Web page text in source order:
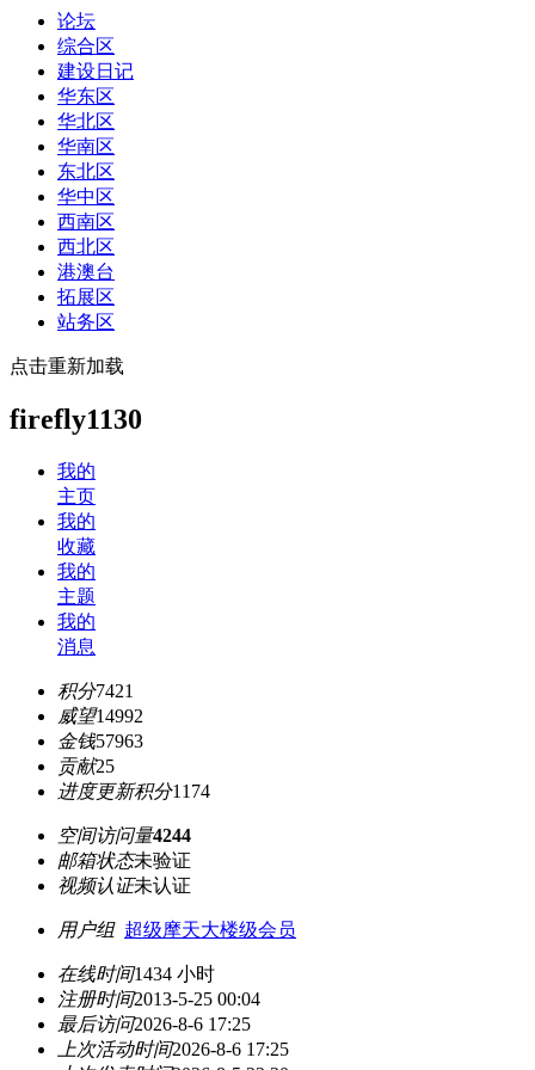
论坛
综合区
建设日记
华东区
华北区
华南区
东北区
华中区
西南区
西北区
港澳台
拓展区
站务区
点击重新加载
firefly1130
我的
主页
我的
收藏
我的
主题
我的
消息
积分7421
威望14992
金钱57963
贡献25
进度更新积分1174
空间访问量4244
邮箱状态未验证
视频认证未认证
用户组 超级摩天大楼级会员
在线时间1434 小时
注册时间2013-5-25 00:04
最后访问2026-8-6 17:25
上次活动时间2026-8-6 17:25